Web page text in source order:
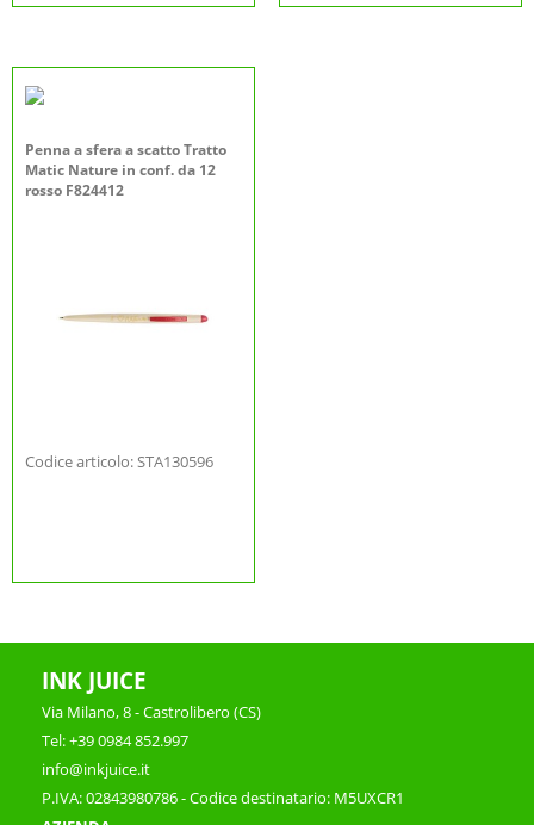
Penna a sfera a scatto Tratto
Matic Nature in conf. da 12
rosso F824412
Codice articolo: STA130596
INK JUICE
Via Milano, 8 - Castrolibero (CS)
Tel: +39 0984 852.997
info@inkjuice.it
P.IVA: 02843980786 - Codice destinatario: M5UXCR1